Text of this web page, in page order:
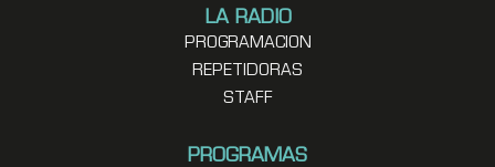
LA RADIO
PROGRAMACION
REPETIDORAS
STAFF
PROGRAMAS